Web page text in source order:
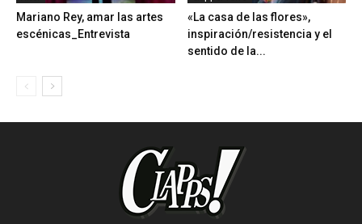
Mariano Rey, amar las artes
escénicas_Entrevista
«La casa de las flores»,
inspiración/resistencia y el
sentido de la...